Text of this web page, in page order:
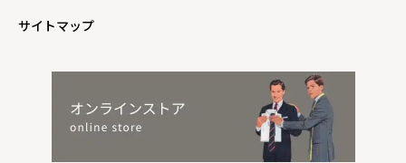
サイトマップ